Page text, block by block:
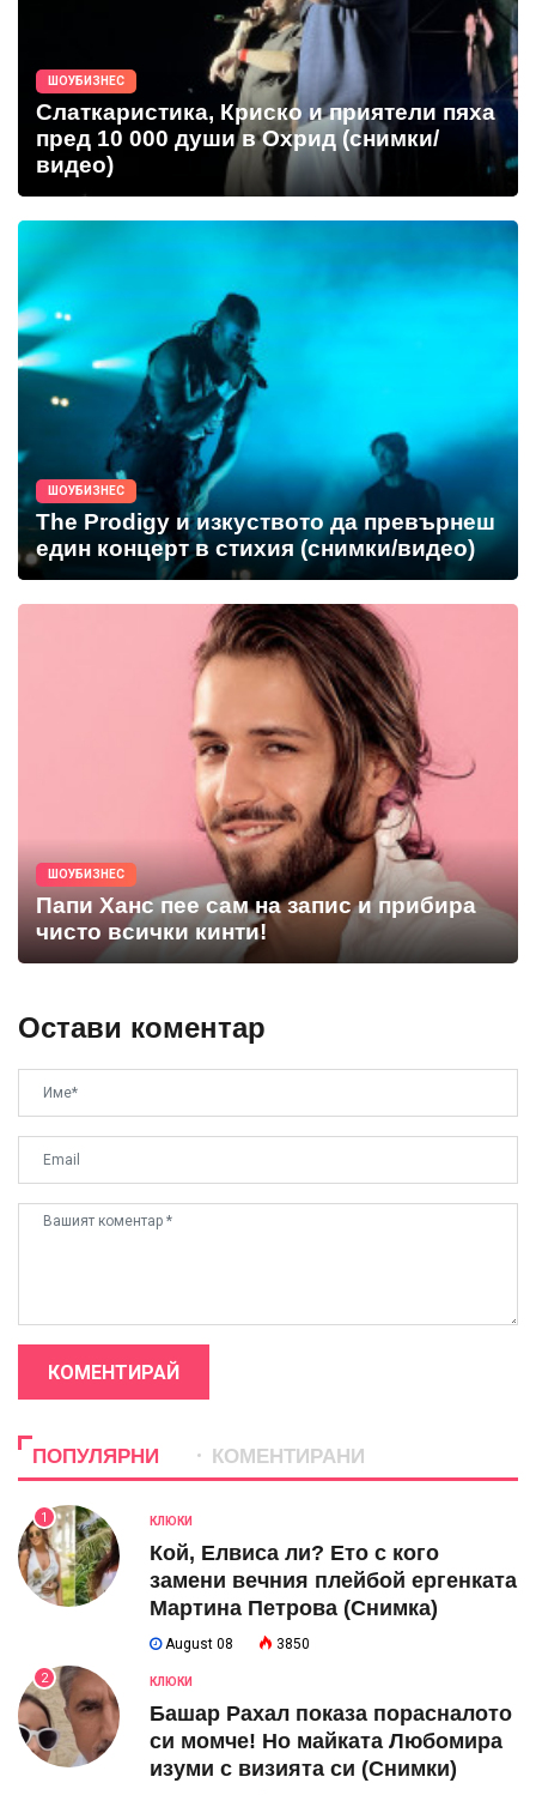
ШОУБИЗНЕС
Слаткаристика, Криско и приятели пяха
пред 10 000 души в Охрид (снимки/
видео)
ШОУБИЗНЕС
The Prodigy и изкуството да превърнеш
един концерт в стихия (снимки/видео)
ШОУБИЗНЕС
Папи Ханс пее сам на запис и прибира
чисто всички кинти!
Остави коментар
КОМЕНТИРАЙ
ПОПУЛЯРНИ КОМЕНТИРАНИ
1 КЛЮКИ
Кой, Елвиса ли? Ето с кого
замени вечния плейбой ергенката
Мартина Петрова (Снимка)
August 08 3850
2 КЛЮКИ
Башар Рахал показа порасналото
си момче! Но майката Любомира
изуми с визията си (Снимки)